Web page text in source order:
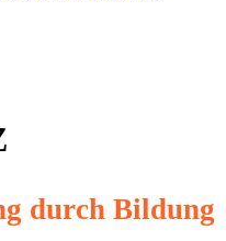
durch Bildung